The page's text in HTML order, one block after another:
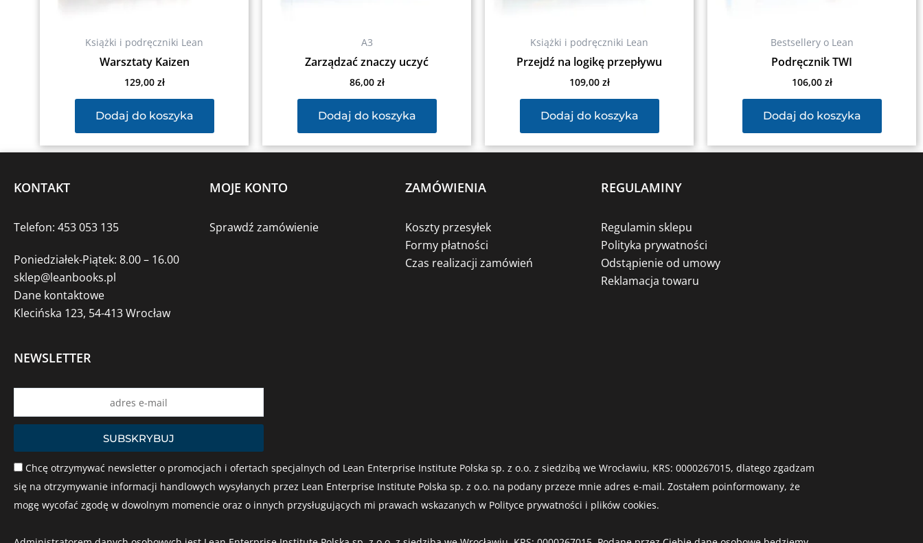
Książki i podręczniki Lean
Warsztaty Kaizen
129,00 zł
Dodaj do koszyka
A3
Zarządzać znaczy uczyć
86,00 zł
Dodaj do koszyka
Książki i podręczniki Lean
Przejdź na logikę przepływu
109,00 zł
Dodaj do koszyka
Bestsellery o Lean
Podręcznik TWI
106,00 zł
Dodaj do koszyka
KONTAKT
Telefon: 453 053 135
Poniedziałek-Piątek: 8.00 – 16.00
sklep@leanbooks.pl
Dane kontaktowe
Klecińska 123, 54-413 Wrocław
MOJE KONTO
Sprawdź zamówienie
ZAMÓWIENIA
Koszty przesyłek
Formy płatności
Czas realizacji zamówień
REGULAMINY
Regulamin sklepu
Polityka prywatności
Odstąpienie od umowy
Reklamacja towaru
NEWSLETTER
Chcę otrzymywać newsletter o promocjach i ofertach specjalnych od Lean Enterprise Institute Polska sp. z o.o. z siedzibą we Wrocławiu, KRS: 0000267015, dlatego zgadzam
się na otrzymywanie informacji handlowych wysyłanych przez Lean Enterprise Institute Polska sp. z o.o. na podany przeze mnie adres e-mail. Zostałem poinformowany, że
mogę wycofać zgodę w dowolnym momencie oraz o innych przysługujących mi prawach wskazanych w Polityce prywatności i plików cookies.
SUBSKRYBUJ